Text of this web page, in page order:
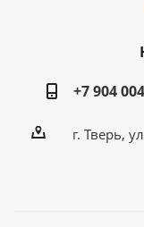
+7 904
г. Тверь,